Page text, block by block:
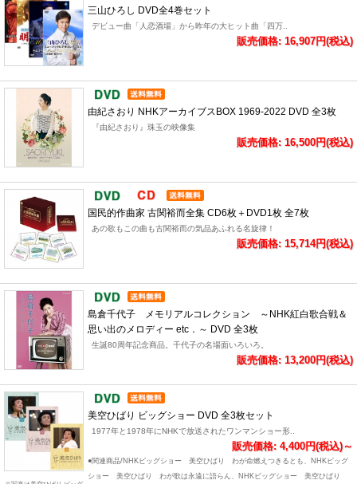
三山ひろし DVD全4巻セット
デビュー曲「人恋酒場」から昨年の大ヒット曲「四万..
販売価格: 16,907円(税込)
由紀さおり NHKアーカイブスBOX 1969-2022 DVD 全3枚
『由紀さおり』珠玉の映像集
販売価格: 16,500円(税込)
国民的作曲家 古関裕而全集 CD6枚＋DVD1枚 全7枚
あの歌もこの曲も古関裕而の気品あふれる名旋律！
販売価格: 15,714円(税込)
島倉千代子 メモリアルコレクション ～NHK紅白歌合戦＆
思い出のメロディー etc．～ DVD 全3枚
生誕80周年記念商品。千代子の名場面いろいろ。
販売価格: 13,200円(税込)
美空ひばり ビッグショー DVD 全3枚セット
1977年と1978年にNHKで放送されたワンマンショー形..
販売価格: 4,400円(税込)～
●関連商品/NHKビッグショー 美空ひばり わが命燃えつきるとも、NHKビッグ
ショー 美空ひばり わが歌は永遠に語らん、NHKビッグショー 美空ひばり